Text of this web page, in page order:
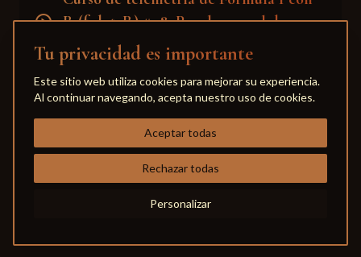
play_circle R (f1dataR) #08: Panel general de
telemetría
play_circle
Curso de telemetría de Formula 1 con
R (f1dataR) #09: Comparativa de
Tu privacidad es importante
Este sitio web utiliza cookies para mejorar su experiencia.
Al continuar navegando, acepta nuestro uso de cookies.
Personalizar
Rechazar todas
Aceptar todas